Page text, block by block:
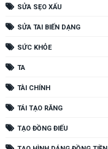
SỬA SẸO XẤU
SỬA TAI BIẾN DẠNG
SỨC KHỎE
TA
TÀI CHÍNH
TÁI TẠO RĂNG
TẠO ĐỒNG ĐIẾU